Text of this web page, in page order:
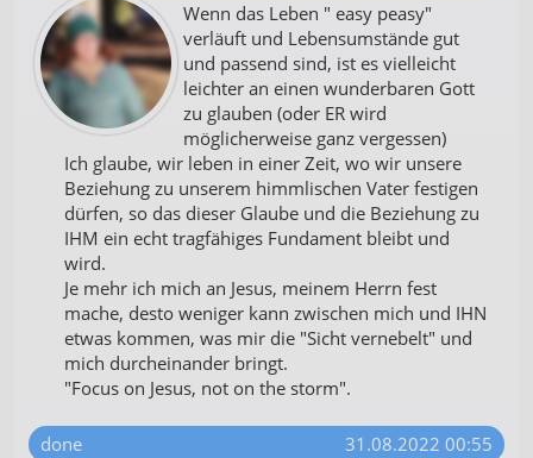
Wenn das Leben " easy peasy"
verläuft und Lebensumstände gut
und passend sind, ist es vielleicht
leichter an einen wunderbaren Gott
zu glauben (oder ER wird
möglicherweise ganz vergessen)
Ich glaube, wir leben in einer Zeit, wo wir unsere
Beziehung zu unserem himmlischen Vater festigen
dürfen, so das dieser Glaube und die Beziehung zu
IHM ein echt tragfähiges Fundament bleibt und
wird.
Je mehr ich mich an Jesus, meinem Herrn fest
mache, desto weniger kann zwischen mich und IHN
etwas kommen, was mir die "Sicht vernebelt" und
mich durcheinander bringt.
"Focus on Jesus, not on the storm".
done
31.08.2022 00:55